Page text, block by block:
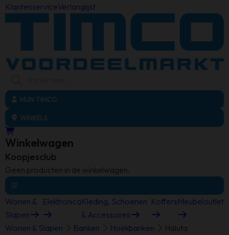
KlantenserviceVerlanglijst
Producten
MIJN TIMCO
WINKELS
Winkelwagen
Koopjesclub
Geen producten in de winkelwagen.
Wonen &
Slapen
ElektronicaKleding, Schoenen
& Accessoires
KoffersMeubeloutlet
Wonen & Slapen Banken Hoekbanken
Haluta